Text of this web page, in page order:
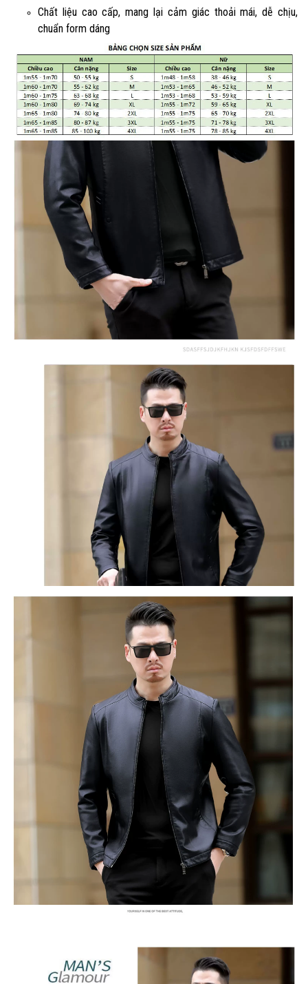
Chất liệu cao cấp, mang lại cảm giác thoải mái, dễ chịu,
chuẩn form dáng